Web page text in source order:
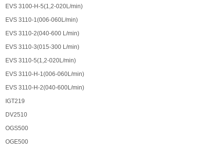
EVS 3100-H-5(1,2-020L/min)
EVS 3110-1(006-060L/min)
EVS 3110-2(040-600 L/min)
EVS 3110-3(015-300 L/min)
EVS 3110-5(1,2-020L/min)
EVS 3110-H-1(006-060L/min)
EVS 3110-H-2(040-600L/min)
IGT219
DV2510
OGS500
OGE500